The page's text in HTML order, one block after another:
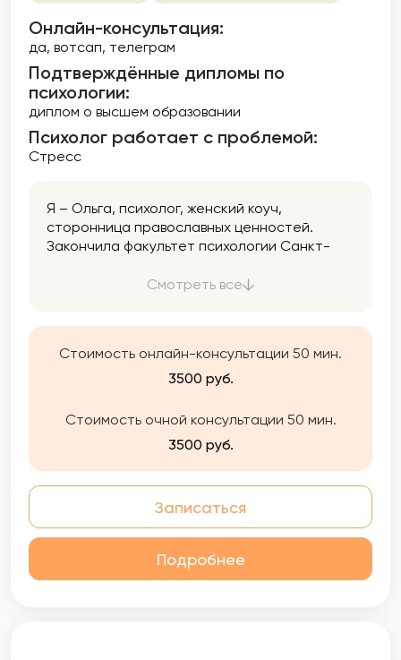
Онлайн-консультация:
да, вотсап, телеграм
Подтверждённые дипломы по
психологии:
диплом о высшем образовании
Психолог работает с проблемой:
Стресс
Я – Ольга, психолог, женский коуч,
сторонница православных ценностей.
Закончила факультет психологии Санкт-
того момента активно занимаюсь
Смотреть все
Стоимость онлайн-консультации 50 мин.
3500 руб.
Стоимость очной консультации 50 мин.
3500 руб.
Записаться
Подробнее